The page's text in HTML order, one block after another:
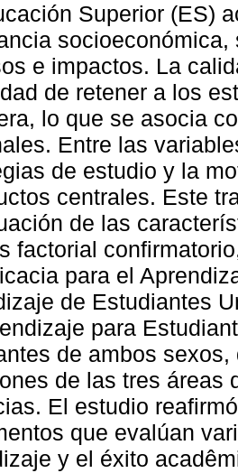
Superior (ES)
e impactos. La
de retener a los
lo que se asocia
Entre las
de estudio y la
centrales. Este
de las
factorial
para el
de Estudiantes
para
de ambos
de las tres áreas
El estudio
que evalúan
y el éxito